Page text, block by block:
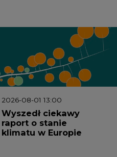
2026-08-01 13:00
Wyszedł ciekawy
raport o stanie
klimatu w Europie